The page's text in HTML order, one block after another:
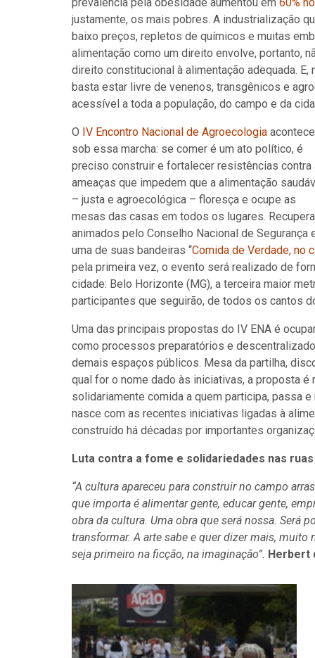
justamente, os mais pobres. A industrialização
baixo preços, repletos de químicos e muitas
alimentação como um direito envolve, portanto,
direito constitucional à alimentação adequada.
basta estar livre de venenos, transgênicos e
acessível a toda a população, do campo e da
O IV Encontro Nacional de Agroecologia acontece
sob essa marcha: se comer é um ato político, é
preciso construir e fortalecer resistências contra
ameaças que impedem que a alimentação
– justa e agroecológica – floresça e ocupe as
mesas das casas em todos os lugares.
animados pelo Conselho Nacional de Segurança
uma de suas bandeiras “Comida de Verdade, no
pela primeira vez, o evento será realizado de
cidade: Belo Horizonte (MG), a terceira maior
participantes que seguirão, de todos os cantos
Uma das principais propostas do IV ENA é
como processos preparatórios e
demais espaços públicos. Mesa da partilha,
qual for o nome dado às iniciativas, a proposta
solidariamente comida a quem participa, passa
nasce com as recentes iniciativas ligadas à
construído há décadas por importantes
Luta contra a fome e solidariedades nas ruas
“A cultura apareceu para construir no campo
que importa é alimentar gente, educar gente,
obra da cultura. Uma obra que será nossa. Será
transformar. A arte sabe e quer dizer mais,
seja primeiro na ficção, na imaginação”. Herbert